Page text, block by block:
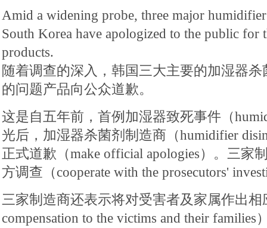
Amid a widening probe, three major
South Korea have apologized to the public for
products.
随着调查的深入，韩国三大主要的加湿器
的问题产品向公众道歉。
这是自五年前，首例加湿器致死事件（
光后，加湿器杀菌剂制造商（humidifier
正式道歉（make official apologies）。三家
方调查（cooperate with the prosecutors'
三家制造商还表示将对受害者及家属作出相
compensation to the victims and their